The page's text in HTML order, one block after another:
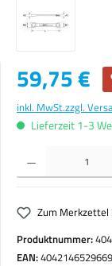
Verkaufspreis:
59,75 €
inkl. MwSt.zzgl.
Lieferzeit 1-3
Produkt Anzahl: Gib den
Zum Merkzettel
Produktnummer:
EAN:4042146529669